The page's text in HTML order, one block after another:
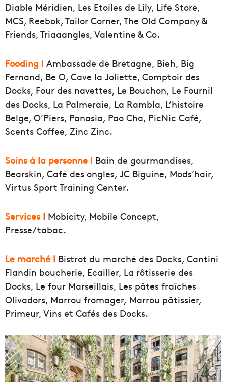
Diable Méridien, Les Etoiles de Lily, Life Store,
MCS, Reebok, Tailor Corner, The Old Company &
Friends, Triaaangles, Valentine & Co.
Fooding l Ambassade de Bretagne, Bieh, Big
Fernand, Be O, Cave la Joliette, Comptoir des
Docks, Four des navettes, Le Bouchon, Le Fournil
des Docks, La Palmeraie, La Rambla, L’histoire
Belge, O’Piers, Panasia, Pao Cha, PicNic Café,
Scents Coffee, Zinc Zinc.
Soins à la personne l Bain de gourmandises,
Bearskin, Café des ongles, JC Biguine, Mods’hair,
Virtus Sport Training Center.
Services l Mobicity, Mobile Concept,
Presse/tabac.
Le marché l Bistrot du marché des Docks, Cantini
Flandin boucherie, Ecailler, La rôtisserie des
Docks, Le four Marseillais, Les pâtes fraîches
Olivadors, Marrou fromager, Marrou pâtissier,
Primeur, Vins et Cafés des Docks.